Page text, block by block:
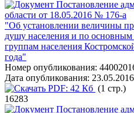
Постановление
области от 18.05.2016 № 176-а
"Об установлении величины
душу населения и по
группам населения
года"
Номер опубликования:
Дата опубликования: 23.05.2016
PDF: 42 Кб (1 стр.)
16283
Постановление